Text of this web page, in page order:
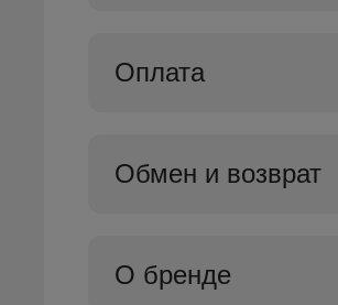
Оплата
Обмен и возврат
О бренде